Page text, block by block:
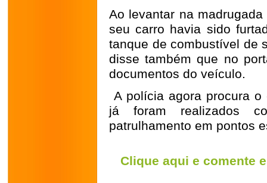
Ao levantar na
seu carro havia sido
tanque de combustível de
disse também que no
documentos do veículo.
A polícia agora procura
já foram realizados
patrulhamento em pontos
Clique aqui e comente